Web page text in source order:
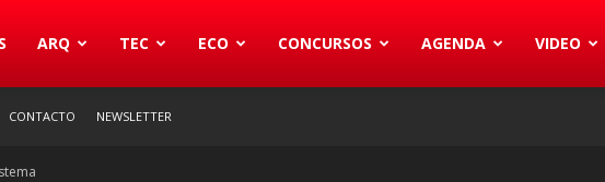
ARQ TEC ECO CONCURSOS AGENDA VIDEO
CONTACTO NEWSLETTER